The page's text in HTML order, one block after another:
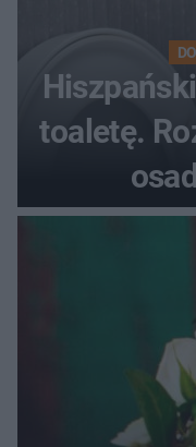
toaletę.